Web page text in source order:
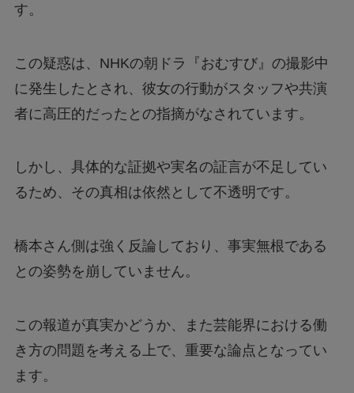
す。
この疑惑は、NHKの朝ドラ『おむすび』の撮影中
に発生したとされ、彼女の行動がスタッフや共演
者に高圧的だったとの指摘がなされています。
しかし、具体的な証拠や実名の証言が不足してい
るため、その真相は依然として不透明です。
橋本さん側は強く反論しており、事実無根である
との姿勢を崩していません。
この報道が真実かどうか、また芸能界における働
き方の問題を考える上で、重要な論点となってい
ます。